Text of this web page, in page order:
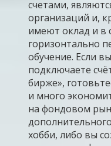
счетами,
организаций и,
имеют оклад и в
горизонтально
обучение. Если
подключаете
бирже»,
и много
на фондовом
хобби, либо вы